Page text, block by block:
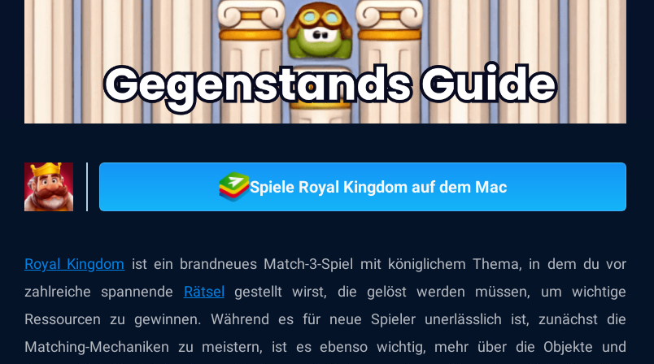
Spiele Royal Kingdom auf dem Mac
Royal Kingdom ist ein brandneues Match-3-Spiel mit königlichem Thema, in dem du vor
zahlreiche spannende Rätsel gestellt wirst, die gelöst werden müssen, um wichtige
Ressourcen zu gewinnen. Während es für neue Spieler unerlässlich ist, zunächst die
Matching-Mechaniken zu meistern, ist es ebenso wichtig, mehr über die Objekte und